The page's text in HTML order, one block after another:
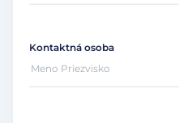
Kontaktná osoba